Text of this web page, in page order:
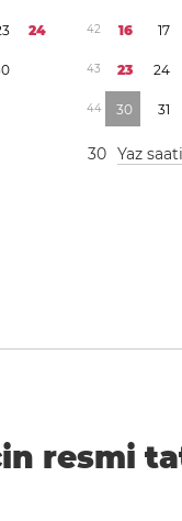
3 24
0
42 16 17
43 23 24
44 30 31
30 Yaz
resmi